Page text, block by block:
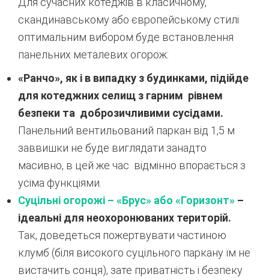
скандинавському або європейському стилі
оптимальним вибором буде встановлення
панельних металевих огорож:
«Ранчо», як і в випадку з будинками, підійде
для котеджних селищ з гарним рівнем
безпеки та доброзичливими сусідами.
Панельний вентильований паркан від 1,5 м
заввишки не буде виглядати занадто
масивно, в цей же час відмінно впорається з
усіма функціями.
Суцільні огорожі – «Брус» або «Горизонт» –
ідеальні для неохоронюваних територій.
Так, доведеться пожертвувати частиною
клумб (біля високого суцільного паркану їм не
вистачить сонця), зате приватність і безпеку